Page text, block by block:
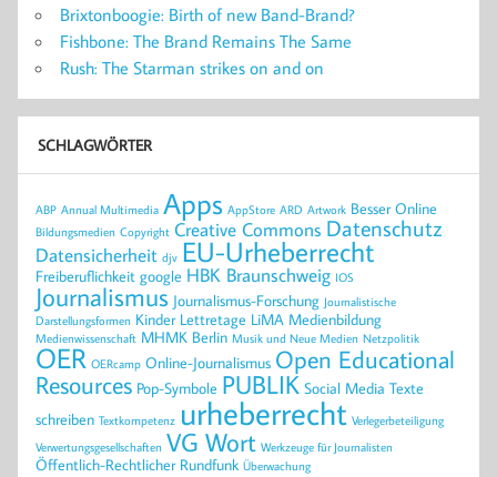
Brixtonboogie: Birth of new Band-Brand?
Fishbone: The Brand Remains The Same
Rush: The Starman strikes on and on
SCHLAGWÖRTER
ABP Annual Multimedia Apps AppStore ARD Artwork Besser Online
Bildungsmedien Copyright Creative Commons Datenschutz
Datensicherheit djv EU-Urheberrecht
Freiberuflichkeit google HBK Braunschweig IOS
Journalismus Journalismus-Forschung Journalistische
Darstellungsformen Kinder Lettretage LiMA Medienbildung
Medienwissenschaft MHMK Berlin Musik und Neue Medien Netzpolitik
OER OERcamp Online-Journalismus Open Educational
Resources Pop-Symbole PUBLIK Social Media Texte
schreiben Textkompetenz urheberrecht Verlegerbeteiligung
Verwertungsgesellschaften VG Wort Werkzeuge für Journalisten
Öffentlich-Rechtlicher Rundfunk Überwachung